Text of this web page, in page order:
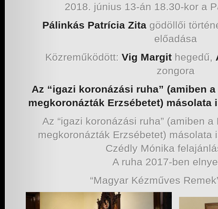
2018. június 13-án 18.30-kor a
Pálinkás Patrícia Zita gödöllői
előadása
Közreműködött: Vig Margithegedű,
zongora
Az “igazi koronázási ruha” (amiben
megkoronázták Erzsébetet) másolata
Az “igazi koronázási ruha” (amiben
megkoronázták Erzsébetet) másolata
Czédly Mónika
A ruha 2017-ben
“Magyar Kézműves